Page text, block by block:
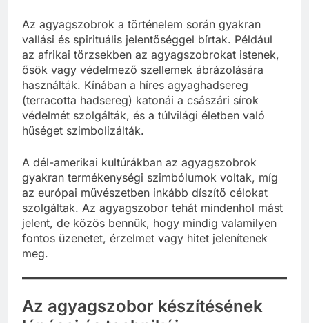
Az agyagszobrok a történelem során gyakran
vallási és spirituális jelentőséggel bírtak. Például
az afrikai törzsekben az agyagszobrokat istenek,
ősök vagy védelmező szellemek ábrázolására
használták. Kínában a híres agyaghadsereg
(terracotta hadsereg) katonái a császári sírok
védelmét szolgálták, és a túlvilági életben való
hűséget szimbolizálták.
A dél-amerikai kultúrákban az agyagszobrok
gyakran termékenységi szimbólumok voltak, míg
az európai művészetben inkább díszítő célokat
szolgáltak. Az agyagszobor tehát mindenhol mást
jelent, de közös bennük, hogy mindig valamilyen
fontos üzenetet, érzelmet vagy hitet jelenítenek
meg.
Az agyagszobor készítésének